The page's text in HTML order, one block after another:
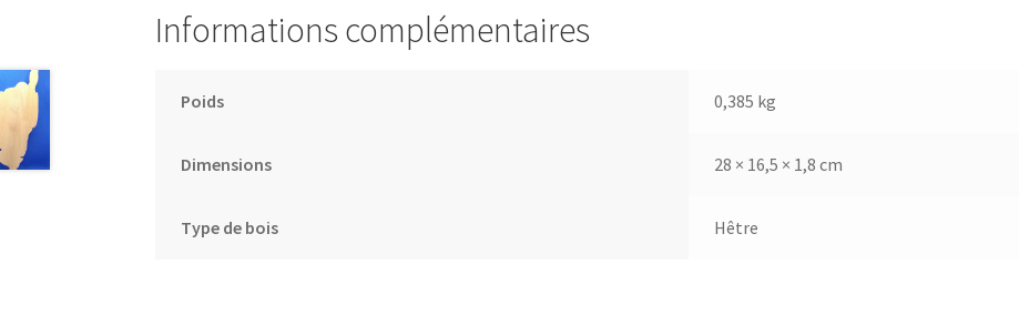
Informations complémentaires
Poids 0,385 kg
Dimensions 28 × 16,5 × 1,8 cm
Type de bois Hêtre